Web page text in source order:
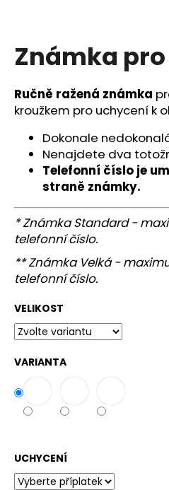
Známka
Ručně ražená známka
kroužkem pro uchycení k
Dokonale
Nenajdete dva
Telefonní číslo je
straně známky.
* Známka Standard -
telefonní číslo.
** Známka Velká -
telefonní číslo.
VELIKOST
VARIANTA
UCHYCENÍ
í
t
?
HLEDAT
D
o
p
o
r
u
č
u
e
m
e